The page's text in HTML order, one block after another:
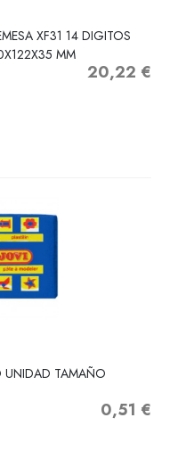
XF31 14 DIGITOS
MM
Precio
20,22 €
UNIDAD TAMAÑO
Precio
0,51 €